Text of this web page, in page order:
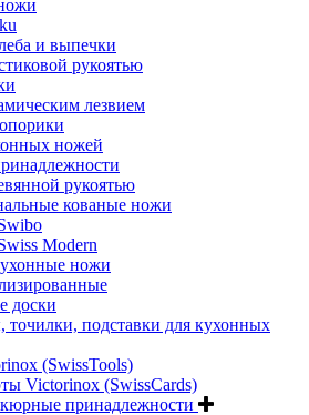
и выпечки
рукоятью
лезвием
ножей
рукоятью
кованые ножи
Modern
ножи
доски
точилки, подставки для кухонных
(SwissTools)
Victorinox (SwissCards)
принадлежности